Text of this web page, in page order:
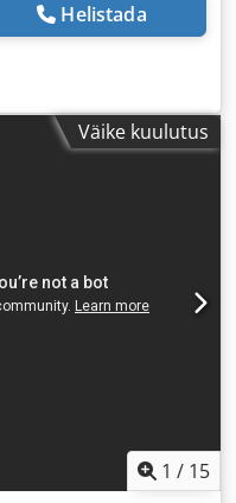
Helistada
Väike kuulutus
1 / 15